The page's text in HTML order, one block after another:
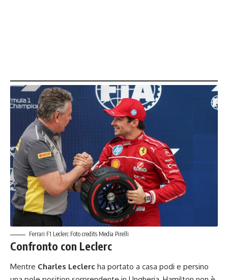
Ferrari F1 Leclerc Foto credits Media Pirelli
Confronto con Leclerc
Mentre Charles Leclerc ha portato a casa podi e persino